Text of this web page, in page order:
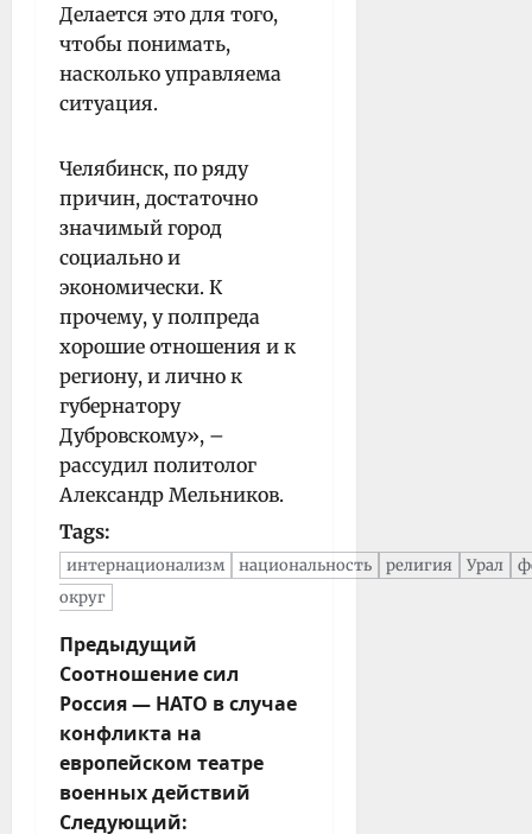
Делается это для того,
чтобы понимать,
насколько управляема
ситуация.
Челябинск, по ряду
причин, достаточно
значимый город
социально и
экономически. К
прочему, у полпреда
хорошие отношения и к
региону, и лично к
губернатору
Дубровскому», –
рассудил политолог
Александр Мельников.
Tags:
интернационализм национальность религия Урал
округ
Н
а
в
и
г
а
ц
Предыдущий
Соотношение сил
Россия — НАТО в случае
конфликта на
европейском театре
военных действий
Следующий: